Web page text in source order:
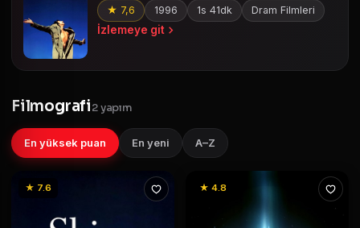
★ 7,6 1996 1s 41dk Dram Filmleri
İzlemeye git
Filmografi2 yapım
En yüksek puan En yeni A–Z
★ 7.6 ★ 4.8